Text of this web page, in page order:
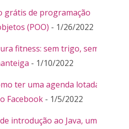
grátis de programação
(POO) - 1/26/2022
fitness: sem trigo, sem
- 1/10/2022
ter uma agenda lotada
Facebook - 1/5/2022
introdução ao Java, uma